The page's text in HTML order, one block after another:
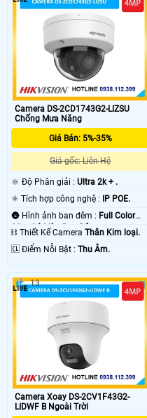
Camera DS-2CD1743G2-LIZSU
Chống Mưa Năng
Giá Bán: 5%-35%
Giá gốc: Liên Hệ
🔆 Độ Phân giải : Ultra 2k + .
⚛️ Tích hợp công nghệ : IP POE.
🌚 Hình ảnh ban đêm : Full Color
30m Có Màu Ban Ðêm.
⛓ Thiết Kế Camera Thân Kim loại.
️🆑 Điểm Nỗi Bật : Thu Âm.
Camera Xoay DS-2CV1F43G2-
LIDWF B Ngoài Trời
13